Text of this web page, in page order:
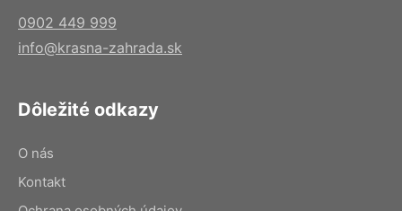
0902 449 999
info@krasna-zahrada.sk
Dôležité odkazy
O nás
Kontakt